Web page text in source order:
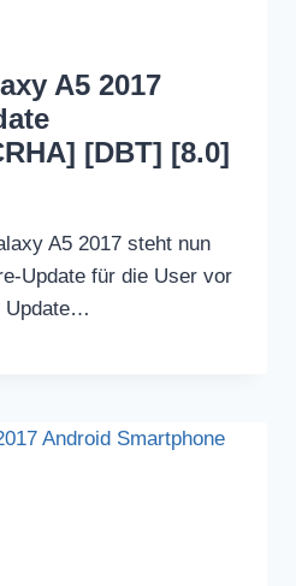
A5 2017
[DBT] [8.0]
A5 2017 steht nun
Update für die User vor
Update…